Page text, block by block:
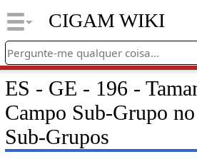
CIGAM WIKI
ES - GE - 196 -
Campo Sub-Grupo
Sub-Grupos